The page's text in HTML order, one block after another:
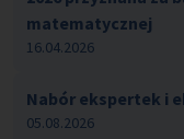
matematycznej
16.04.2026
Nabór ekspertek i
05.08.2026